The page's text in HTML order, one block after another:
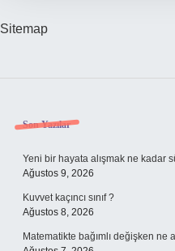
Sitemap
Sidebar
Son Yazılar
Yeni bir hayata alışmak ne kadar
Ağustos 9, 2026
Kuvvet kaçıncı sınıf ?
Ağustos 8, 2026
Matematikte bağımlı değişken ne